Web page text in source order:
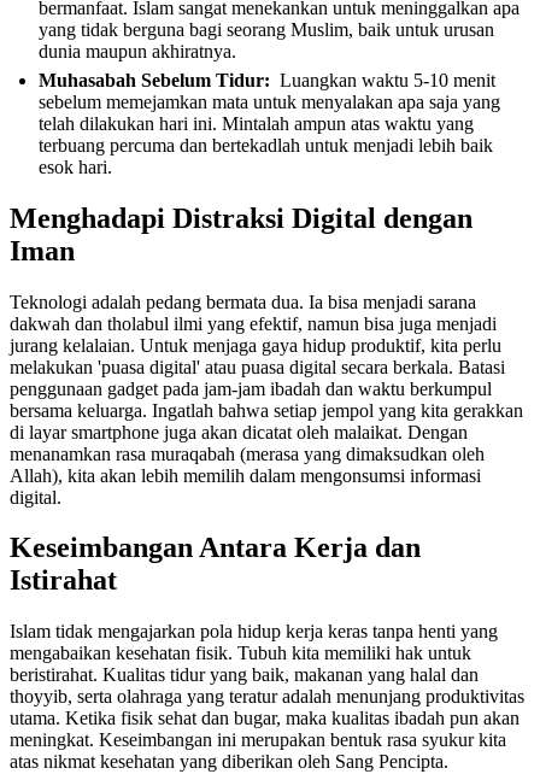
bermanfaat. Islam sangat menekankan untuk meninggalkan apa
yang tidak berguna bagi seorang Muslim, baik untuk urusan
dunia maupun akhiratnya.
Muhasabah Sebelum Tidur: Luangkan waktu 5-10 menit
sebelum memejamkan mata untuk menyalakan apa saja yang
telah dilakukan hari ini. Mintalah ampun atas waktu yang
terbuang percuma dan bertekadlah untuk menjadi lebih baik
esok hari.
Menghadapi Distraksi Digital dengan
Iman
Teknologi adalah pedang bermata dua. Ia bisa menjadi sarana
dakwah dan tholabul ilmi yang efektif, namun bisa juga menjadi
jurang kelalaian. Untuk menjaga gaya hidup produktif, kita perlu
melakukan 'puasa digital' atau puasa digital secara berkala. Batasi
penggunaan gadget pada jam-jam ibadah dan waktu berkumpul
bersama keluarga. Ingatlah bahwa setiap jempol yang kita gerakkan
di layar smartphone juga akan dicatat oleh malaikat. Dengan
menanamkan rasa muraqabah (merasa yang dimaksudkan oleh
Allah), kita akan lebih memilih dalam mengonsumsi informasi
digital.
Keseimbangan Antara Kerja dan
Istirahat
Islam tidak mengajarkan pola hidup kerja keras tanpa henti yang
mengabaikan kesehatan fisik. Tubuh kita memiliki hak untuk
beristirahat. Kualitas tidur yang baik, makanan yang halal dan
thoyyib, serta olahraga yang teratur adalah menunjang produktivitas
utama. Ketika fisik sehat dan bugar, maka kualitas ibadah pun akan
meningkat. Keseimbangan ini merupakan bentuk rasa syukur kita
atas nikmat kesehatan yang diberikan oleh Sang Pencipta.